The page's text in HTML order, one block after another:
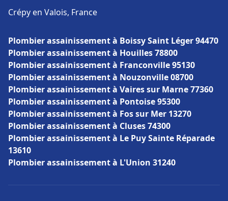
Crépy en Valois, France
Plombier assainissement à Boissy Saint Léger 94470
Plombier assainissement à Houilles 78800
Plombier assainissement à Franconville 95130
Plombier assainissement à Nouzonville 08700
Plombier assainissement à Vaires sur Marne 77360
Plombier assainissement à Pontoise 95300
Plombier assainissement à Fos sur Mer 13270
Plombier assainissement à Cluses 74300
Plombier assainissement à Le Puy Sainte Réparade
13610
Plombier assainissement à L'Union 31240